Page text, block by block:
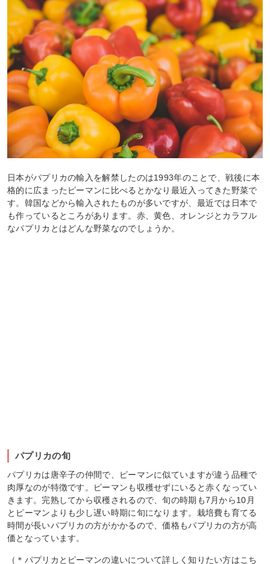
日本がパプリカの輸入を解禁したのは1993年のことで、戦後に本
格的に広まったピーマンに比べるとかなり最近入ってきた野菜で
す。韓国などから輸入されたものが多いですが、最近では日本で
も作っているところがあります。赤、黄色、オレンジとカラフル
なパプリカとはどんな野菜なのでしょうか。
パプリカの旬
パプリカは唐辛子の仲間で、ピーマンに似ていますが違う品種で
肉厚なのが特徴です。ピーマンも収穫せずにいると赤くなってい
きます。完熟してから収穫されるので、旬の時期も7月から10月
とピーマンよりも少し遅い時期に旬になります。栽培費も育てる
時間が長いパプリカの方がかかるので、価格もパプリカの方が高
価となっています。
（＊パプリカとピーマンの違いについて詳しく知りたい方はこち